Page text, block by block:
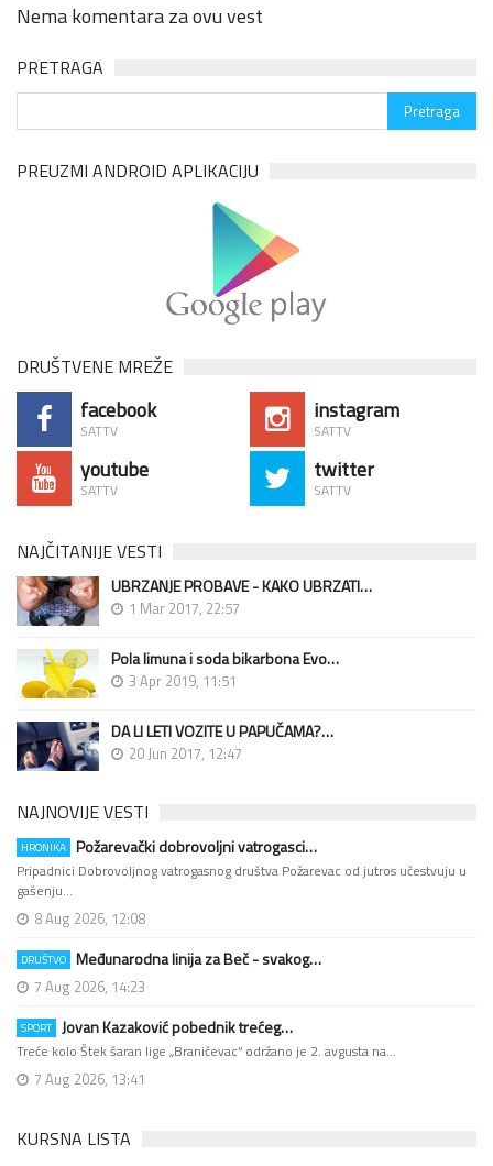
Nema komentara za ovu vest
PRETRAGA
PREUZMI ANDROID APLIKACIJU
DRUŠTVENE MREŽE
facebook
SATTV
instagram
SATTV
youtube
SATTV
twitter
SATTV
NAJČITANIJE VESTI
UBRZANJE PROBAVE - KAKO UBRZATI…
1 Mar 2017, 22:57
Pola limuna i soda bikarbona Evo…
3 Apr 2019, 11:51
DA LI LETI VOZITE U PAPUČAMA?…
20 Jun 2017, 12:47
NAJNOVIJE VESTI
HRONIKA Požarevački dobrovoljni vatrogasci…
Pripadnici Dobrovoljnog vatrogasnog društva Požarevac od jutros učestvuju u
gašenju…
8 Aug 2026, 12:08
DRUŠTVO Međunarodna linija za Beč - svakog…
7 Aug 2026, 14:23
SPORT Jovan Kazaković pobednik trećeg…
Treće kolo Štek šaran lige „Braničevac“ održano je 2. avgusta na…
7 Aug 2026, 13:41
KURSNA LISTA